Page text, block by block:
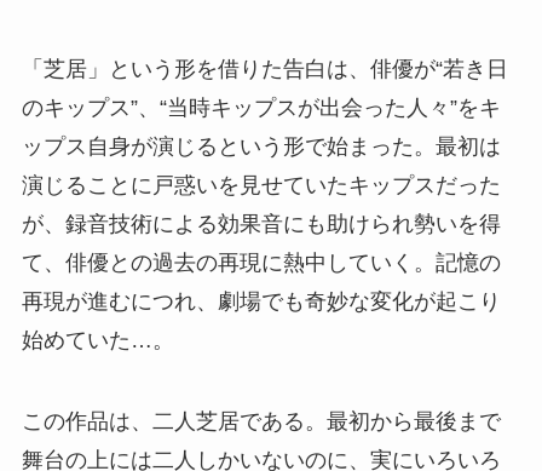
「芝居」という形を借りた告白は、俳優が“若き日
のキップス”、“当時キップスが出会った人々”をキ
ップス自身が演じるという形で始まった。最初は
演じることに戸惑いを見せていたキップスだった
が、録音技術による効果音にも助けられ勢いを得
て、俳優との過去の再現に熱中していく。記憶の
再現が進むにつれ、劇場でも奇妙な変化が起こり
始めていた…。
この作品は、二人芝居である。最初から最後まで
舞台の上には二人しかいないのに、実にいろいろ